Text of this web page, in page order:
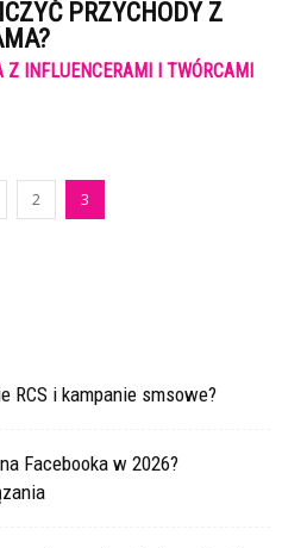
PRZYCHODY Z
Z INFLUENCERAMI I TWÓRCAMI
2 3
RCS i kampanie smsowe?
Facebooka w 2026?